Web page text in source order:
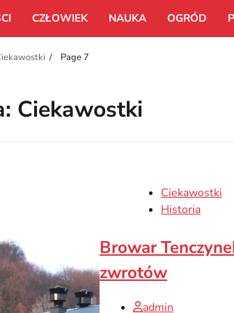
CZŁOWIEK NAUKA OGRÓD
Page 7
Ciekawostki
Ciekawostki
Historia
Browar
zwrotów
admin